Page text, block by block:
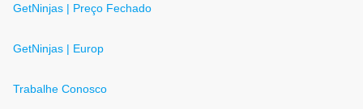
GetNinjas | Preço Fechado
GetNinjas | Europ
Trabalhe Conosco